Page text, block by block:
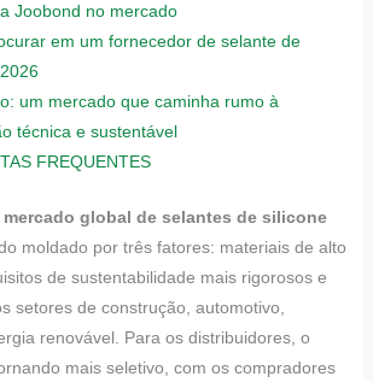
Joobond no mercado
em um fornecedor de selante de
um mercado que caminha rumo à
técnica e sustentável
FREQUENTES
global de selantes de silicone
moldado por três fatores: materiais de alto
de sustentabilidade mais rigorosos e
setores de construção, automotivo,
renovável. Para os distribuidores, o
mais seletivo, com os compradores